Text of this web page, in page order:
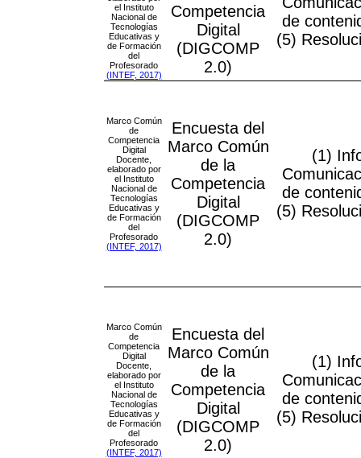
el Instituto
Nacional de
Tecnologías
Educativas y
de Formación
del
Profesorado
(INTEF, 2017)
Competencia
Digital
(DIGCOMP
2.0)
de
(5)
Marco Común
de
Competencia
Digital
Docente,
elaborado por
el Instituto
Nacional de
Tecnologías
Educativas y
de Formación
del
Profesorado
(INTEF, 2017)
Encuesta del
Marco Común
de la
Competencia
Digital
(DIGCOMP
2.0)
(1)
de
(5)
Marco Común
de
Competencia
Digital
Docente,
elaborado por
el Instituto
Nacional de
Tecnologías
Educativas y
de Formación
del
Profesorado
(INTEF, 2017)
Encuesta del
Marco Común
de la
Competencia
Digital
(DIGCOMP
2.0)
(1)
de
(5)